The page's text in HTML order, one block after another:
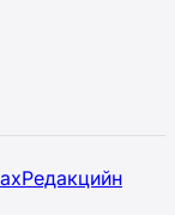
Редакцийн